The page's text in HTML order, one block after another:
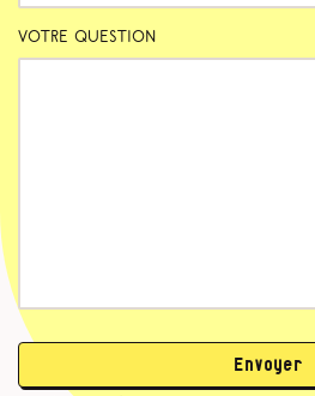
Votre question
Envoyer